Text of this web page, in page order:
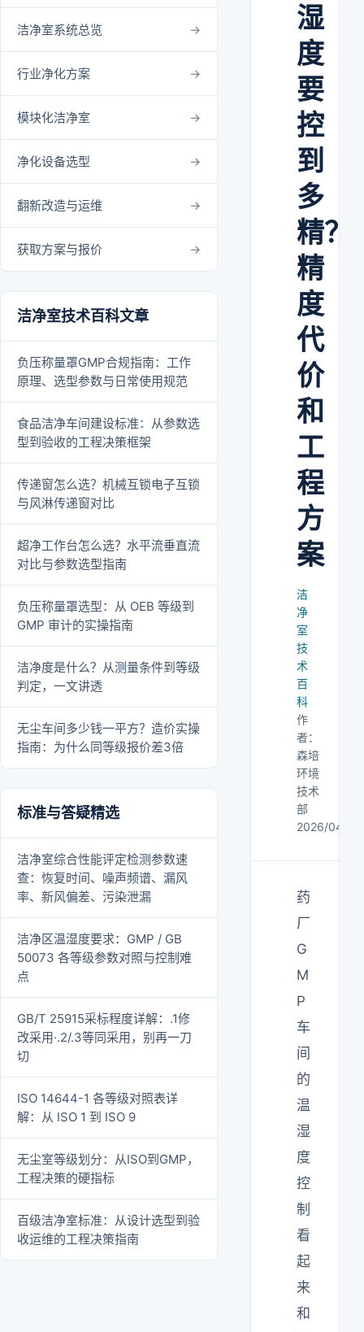
洁净室系统总览
行业净化方案
模块化洁净室
净化设备选型
翻新改造与运维
获取方案与报价
洁净室技术百科文章
负压称量罩GMP合规指南：工作
原理、选型参数与日常使用规范
食品洁净车间建设标准：从参数选
型到验收的工程决策框架
传递窗怎么选？机械互锁电子互锁
与风淋传递窗对比
超净工作台怎么选？水平流垂直流
对比与参数选型指南
负压称量罩选型：从 OEB 等级到
GMP 审计的实操指南
洁净度是什么？从测量条件到等级
判定，一文讲透
无尘车间多少钱一平方？造价实操
指南：为什么同等级报价差3倍
标准与答疑精选
洁净室综合性能评定检测参数速
查：恢复时间、噪声频谱、漏风
率、新风偏差、污染泄漏
洁净区温湿度要求：GMP / GB
50073 各等级参数对照与控制难
点
GB/T 25915采标程度详解：.1修
改采用·.2/.3等同采用，别再一刀
切
ISO 14644-1 各等级对照表详
解：从 ISO 1 到 ISO 9
无尘室等级划分：从ISO到GMP，
工程决策的硬指标
百级洁净室标准：从设计选型到验
收运维的工程决策指南
湿
度
要
控
到
多
精？
精
度
代
价
和
工
程
方
案
洁
净
室
技
术
百
科
作
者：
森培
环境
技术
部
2026/04/12
药
厂
G
M
P
车
间
的
温
湿
度
控
制
看
起
来
和